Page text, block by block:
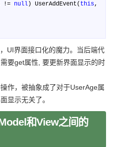
!= null ) UserAddEvent( this, e);
UI界面接口化的魔力。当后端代
要get属性, 要更新界面显示的时
作，被抽象成了对于UserAge属
显示无关了。
和View之间的